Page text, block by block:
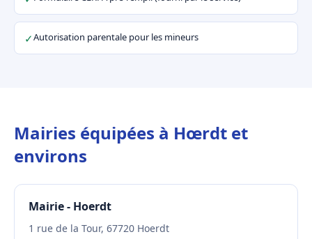
✓Autorisation parentale pour les mineurs
Mairies équipées à Hœrdt et
environs
Mairie - Hoerdt
1 rue de la Tour, 67720 Hoerdt